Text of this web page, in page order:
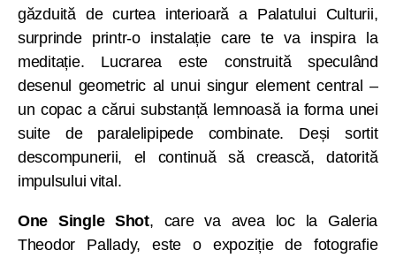
găzduită de curtea interioară a Palatului Culturii,
surprinde printr-o instalație care te va inspira la
meditație. Lucrarea este construită speculând
desenul geometric al unui singur element central –
un copac a cărui substanță lemnoasă ia forma unei
suite de paralelipipede combinate. Deși sortit
descompunerii, el continuă să crească, datorită
impulsului vital.
One Single Shot, care va avea loc la Galeria
Theodor Pallady, este o expoziție de fotografie